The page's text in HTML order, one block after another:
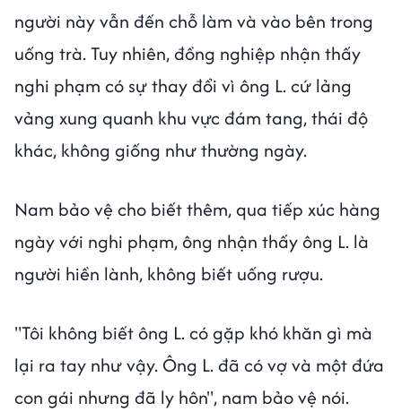
người này vẫn đến chỗ làm và vào bên trong
uống trà. Tuy nhiên, đồng nghiệp nhận thấy
nghi phạm có sự thay đổi vì ông L. cứ lảng
vảng xung quanh khu vực đám tang, thái độ
khác, không giống như thường ngày.
Nam bảo vệ cho biết thêm, qua tiếp xúc hàng
ngày với nghi phạm, ông nhận thấy ông L. là
người hiền lành, không biết uống rượu.
"Tôi không biết ông L. có gặp khó khăn gì mà
lại ra tay như vậy. Ông L. đã có vợ và một đứa
con gái nhưng đã ly hôn", nam bảo vệ nói.